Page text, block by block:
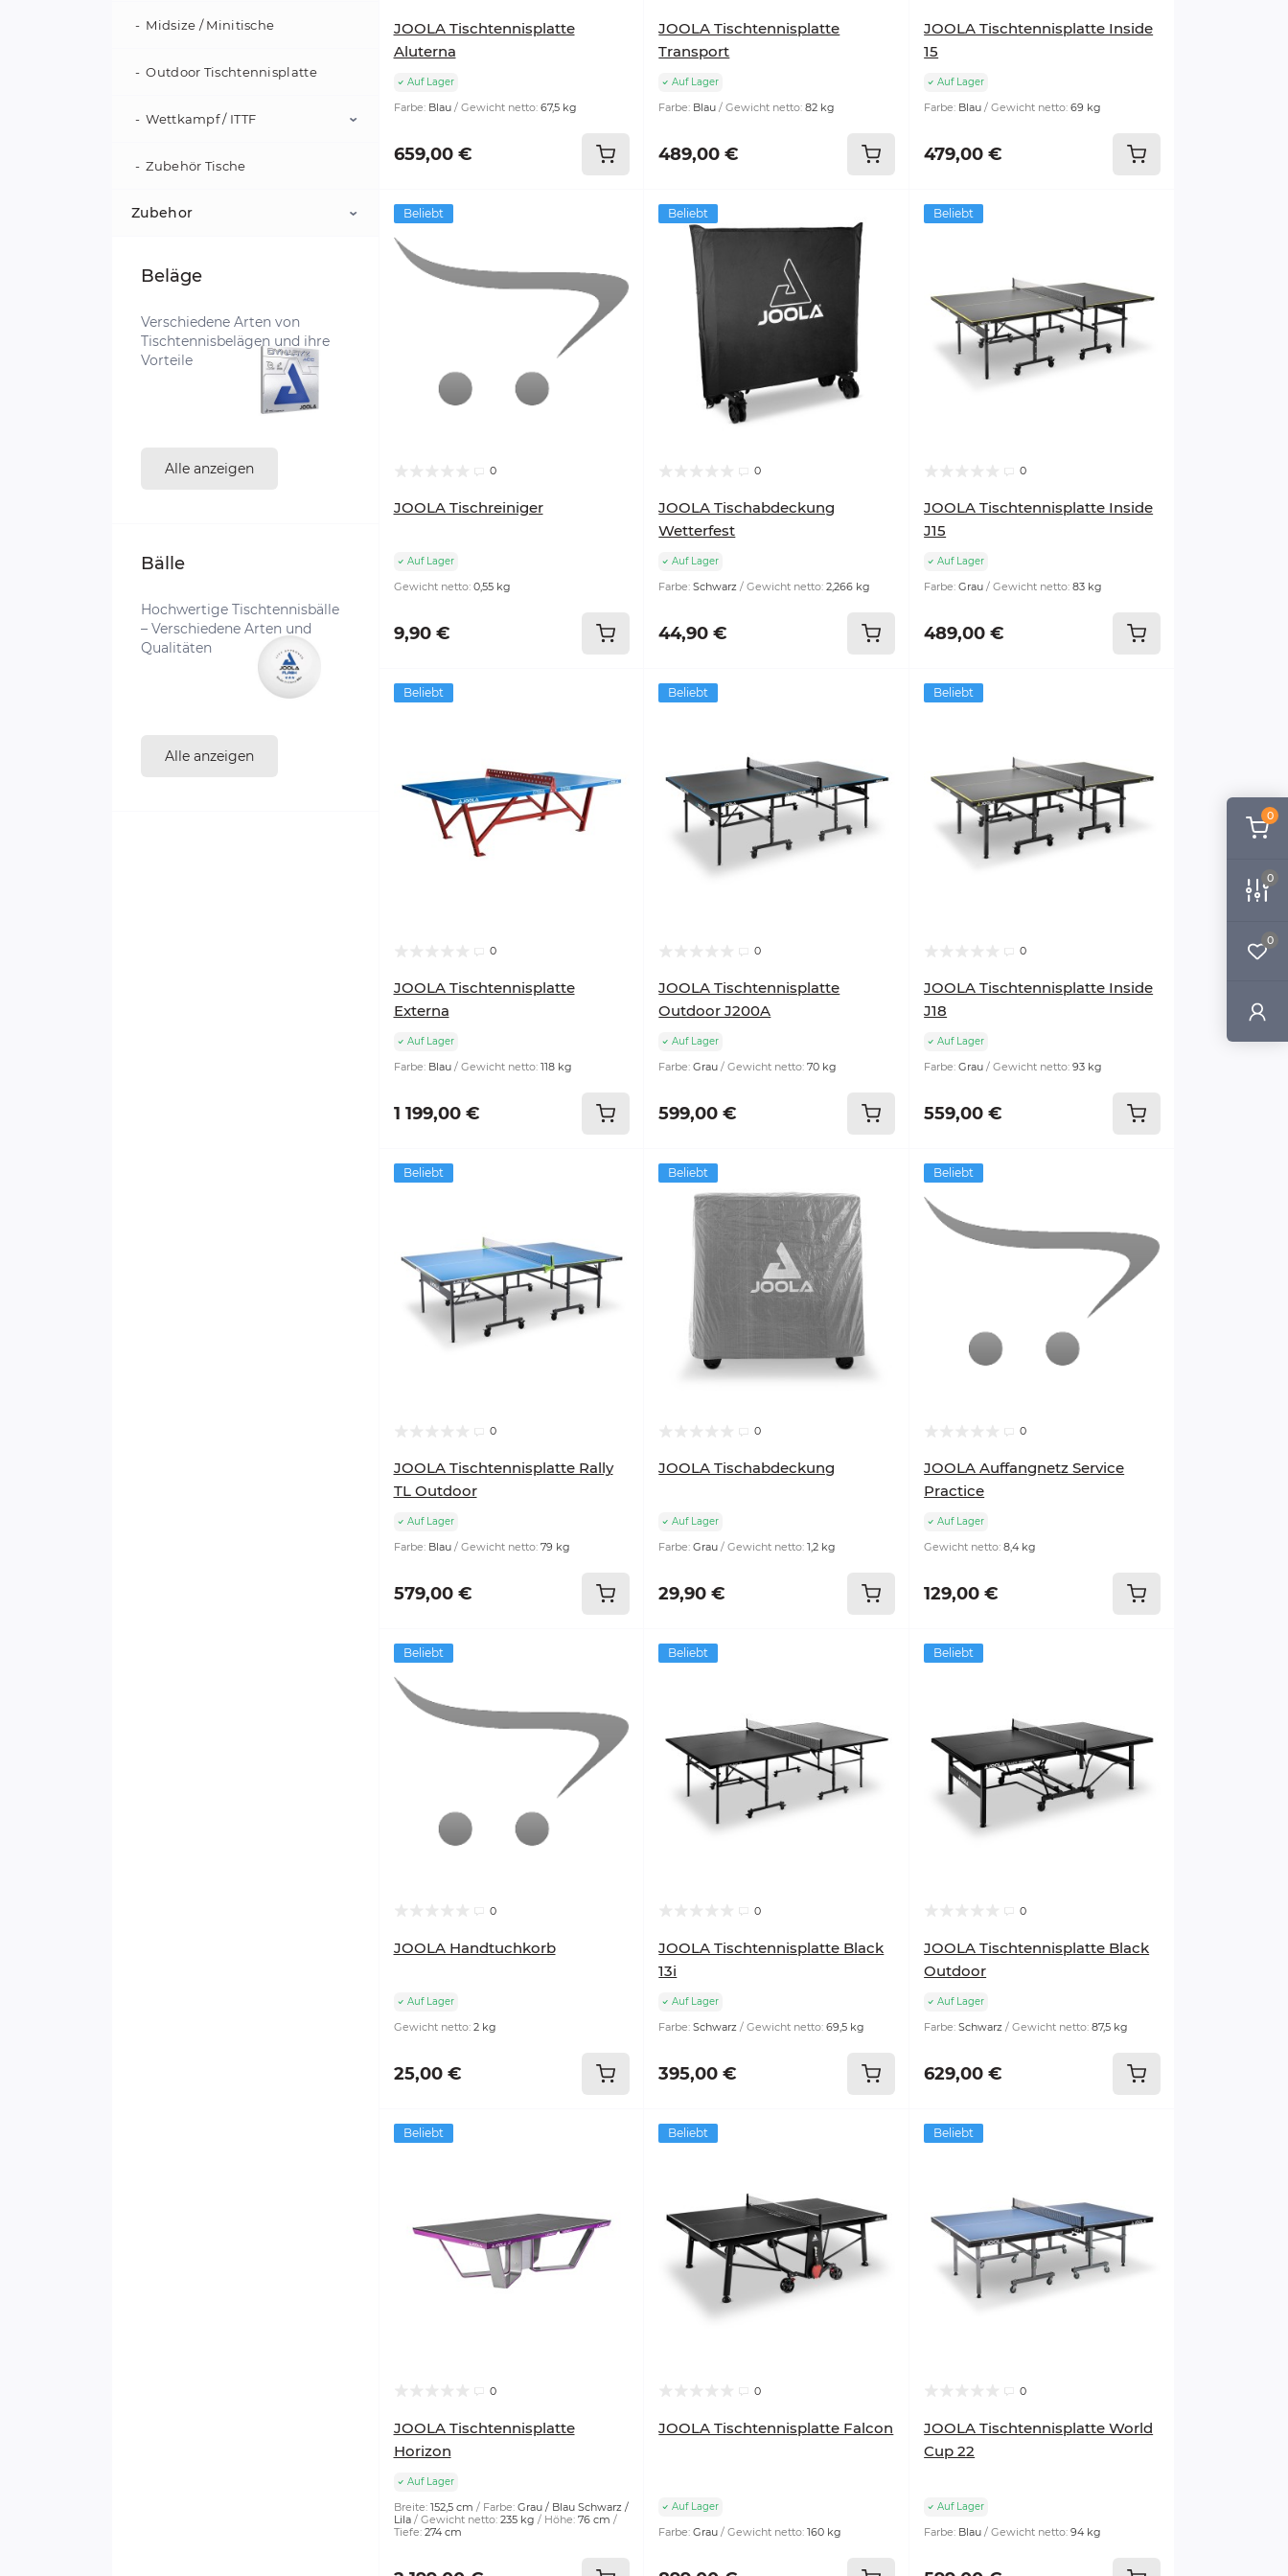
0
0
0
Taschen
Vision
Zubehör Pickleball
Pro Paddles
Hyperion
Perseus
Radius
Scorpeus
Rec Paddles
Schläger Sets
Seneca
Midsize / Minitische
Outdoor Tischtennisplatte
Wettkampf / ITTF
World Cup
Zubehör Tische
Zubehor
Beläge
Verschiedene Arten von
Tischtennisbelägen und ihre
Vorteile
Alle anzeigen
Bälle
Hochwertige Tischtennisbälle
– Verschiedene Arten und
Qualitäten
Alle anzeigen
JOOLA Tischtennisplatte
Aluterna
Auf Lager
Farbe: Blau Gewicht netto: 67,5 kg
659,00 €
JOOLA Tischtennisplatte
Transport
Auf Lager
Farbe: Blau Gewicht netto: 82 kg
489,00 €
JOOLA Tischtennisplatte Inside
15
Auf Lager
Farbe: Blau Gewicht netto: 69 kg
479,00 €
Beliebt
0
JOOLA Tischreiniger
Auf Lager
Gewicht netto: 0,55 kg
9,90 €
Beliebt
0
JOOLA Tischabdeckung
Wetterfest
Auf Lager
Farbe: Schwarz Gewicht netto: 2,266 kg
44,90 €
Beliebt
0
JOOLA Tischtennisplatte Inside
J15
Auf Lager
Farbe: Grau Gewicht netto: 83 kg
489,00 €
Beliebt
0
JOOLA Tischtennisplatte
Externa
Auf Lager
Farbe: Blau Gewicht netto: 118 kg
1 199,00 €
Beliebt
0
JOOLA Tischtennisplatte
Outdoor J200A
Auf Lager
Farbe: Grau Gewicht netto: 70 kg
599,00 €
Beliebt
0
JOOLA Tischtennisplatte Inside
J18
Auf Lager
Farbe: Grau Gewicht netto: 93 kg
559,00 €
Beliebt
0
JOOLA Tischtennisplatte Rally
TL Outdoor
Auf Lager
Farbe: Blau Gewicht netto: 79 kg
579,00 €
Beliebt
0
JOOLA Tischabdeckung
Auf Lager
Farbe: Grau Gewicht netto: 1,2 kg
29,90 €
Beliebt
0
JOOLA Auffangnetz Service
Practice
Auf Lager
Gewicht netto: 8,4 kg
129,00 €
Beliebt
0
JOOLA Handtuchkorb
Auf Lager
Gewicht netto: 2 kg
25,00 €
Beliebt
0
JOOLA Tischtennisplatte Black
13i
Auf Lager
Farbe: Schwarz Gewicht netto: 69,5 kg
395,00 €
Beliebt
0
JOOLA Tischtennisplatte Black
Outdoor
Auf Lager
Farbe: Schwarz Gewicht netto: 87,5 kg
629,00 €
Beliebt
0
JOOLA Tischtennisplatte
Horizon
Auf Lager
Breite: 152,5 cm Farbe: Grau / Blau Schwarz /
Lila
Gewicht netto: 235 kg Höhe: 76 cm
Tiefe: 274 cm
Beliebt
0
JOOLA Tischtennisplatte Falcon
Auf Lager
Farbe: Grau Gewicht netto: 160 kg
Beliebt
0
JOOLA Tischtennisplatte World
Cup 22
Auf Lager
Farbe: Blau Gewicht netto: 94 kg